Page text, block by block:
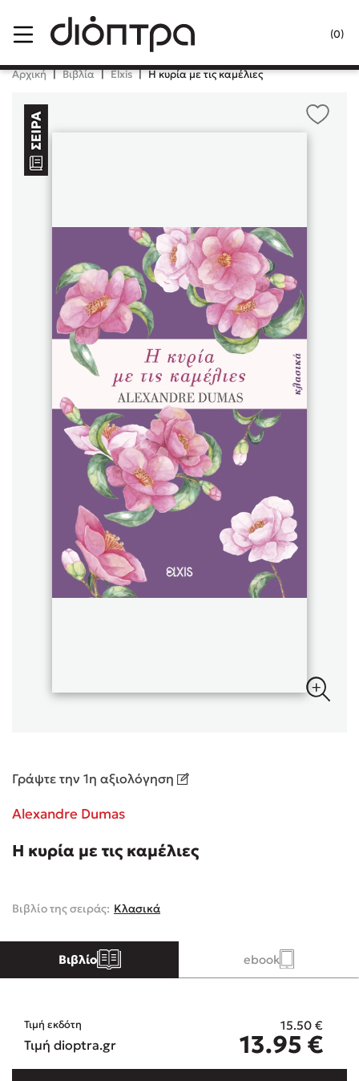
(0)
Κλείσιμο
Δημοφιλή Βιβλία
Χάρης Πολίτης
Καθρέφτης
Sebastian Fitzek
Playlist
Ιωάννης Γλωσσόπουλος
Ένας γίγαντας στο σχολείο
Πάνω, κάτω, μπροστά, πίσω
Αρχική | Βιβλία | Elxis | Η κυρία με τις καμέλιες
Γράψτε την 1η αξιολόγηση
Alexandre Dumas
Η κυρία με τις καμέλιες
Βιβλίο της σειράς: Κλασικά
Βιβλίο ebook
Τιμή εκδότη 15.50 €
Τιμή dioptra.gr 13.95 €